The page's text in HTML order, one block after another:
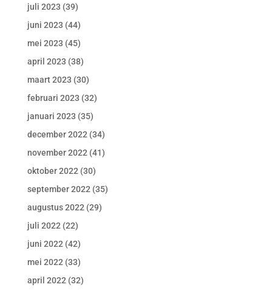
juli 2023 (39)
juni 2023 (44)
mei 2023 (45)
april 2023 (38)
maart 2023 (30)
februari 2023 (32)
januari 2023 (35)
december 2022 (34)
november 2022 (41)
oktober 2022 (30)
september 2022 (35)
augustus 2022 (29)
juli 2022 (22)
juni 2022 (42)
mei 2022 (33)
april 2022 (32)